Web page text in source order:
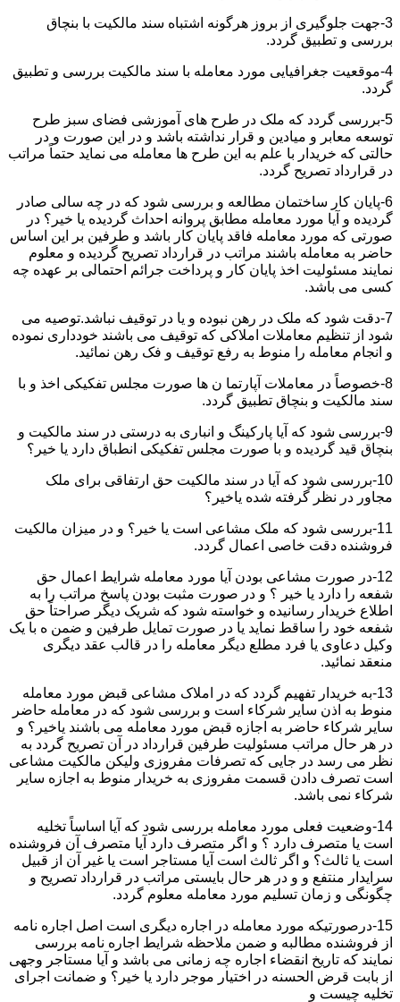
3-جهت جلوگیری از بروز هرگونه اشتباه سند مالکیت با بنچاق
بررسی و تطبیق گردد.
4-موقعیت جغرافیایی مورد معامله با سند مالکیت بررسی و تطبیق
گردد.
5-بررسی گردد که ملک در طرح های آموزشی فضای سبز طرح
توسعه معابر و میادین و قرار نداشته باشد و در این صورت و در
حالتی که خریدار با علم به این طرح ها معامله می نماید حتماً مراتب
در قرارداد تصریح گردد.
6-پایان کار ساختمان مطالعه و بررسی شود که در چه سالی صادر
گردیده و آیا مورد معامله مطابق پروانه احداث گردیده یا خیر؟ در
صورتی که مورد معامله فاقد پایان کار باشد و طرفین بر این اساس
حاضر به معامله باشند مراتب در قرارداد تصریح گردیده و معلوم
نمایند مسئولیت اخذ پایان کار و پرداخت جرائم احتمالی بر عهده چه
کسی می باشد.
7-دقت شود که ملک در رهن نبوده و یا در توقیف نباشد.توصیه می
شود از تنظیم معاملات املاکی که توقیف می باشند خودداری نموده
و انجام معامله را منوط به رفع توقیف و فک رهن نمائید.
8-خصوصاً در معاملات آپارتما ن ها صورت مجلس تفکیکی اخذ و با
سند مالکیت و بنچاق تطبیق گردد.
9-بررسی شود که آیا پارکینگ و انباری به درستی در سند مالکیت و
بنچاق قید گردیده و با صورت مجلس تفکیکی انطباق دارد یا خیر؟
10-بررسی شود که آیا در سند مالکیت حق ارتفاقی برای ملک
مجاور در نظر گرفته شده یاخیر؟
11-بررسی شود که ملک مشاعی است یا خیر؟ و در میزان مالکیت
فروشنده دقت خاصی اعمال گردد.
12-در صورت مشاعی بودن آیا مورد معامله شرایط اعمال حق
شفعه را دارد یا خیر ؟ و در صورت مثبت بودن پاسخ مراتب را به
اطلاع خریدار رسانیده و خواسته شود که شریک دیگر صراحتاً حق
شفعه خود را ساقط نماید یا در صورت تمایل طرفین و ضمن ه با یک
وکیل دعاوی یا فرد مطلع دیگر معامله را در قالب عقد دیگری
منعقد نمائید.
13-به خریدار تفهیم گردد که در املاک مشاعی قبض مورد معامله
منوط به اذن سایر شرکاء است و بررسی شود که در معامله حاضر
سایر شرکاء حاضر به اجازه قبض مورد معامله می باشند یاخیر؟ و
در هر حال مراتب مسئولیت طرفین قرارداد در آن تصریح گردد به
نظر می رسد در جایی که تصرفات مفروزی ولیکن مالکیت مشاعی
است تصرف دادن قسمت مفروزی به خریدار منوط به اجازه سایر
شرکاء نمی باشد.
14-وضعیت فعلی مورد معامله بررسی شود که آیا اساساً تخلیه
است یا متصرف دارد ؟ و اگر متصرف دارد آیا متصرف آن فروشنده
است یا ثالث؟ و اگر ثالث است آیا مستاجر است یا غیر آن از قبیل
سرایدار منتفع و و در هر حال بایستی مراتب در قرارداد تصریح و
چگونگی و زمان تسلیم مورد معامله معلوم گردد.
15-درصورتیکه مورد معامله در اجاره دیگری است اصل اجاره نامه
از فروشنده مطالبه و ضمن ملاحظه شرایط اجاره نامه بررسی
نمایند که تاریخ انقضاء اجاره چه زمانی می باشد و آیا مستاجر وجهی
از بابت قرض الحسنه در اختیار موجر دارد یا خیر؟ و ضمانت اجرای
تخلیه چیست و